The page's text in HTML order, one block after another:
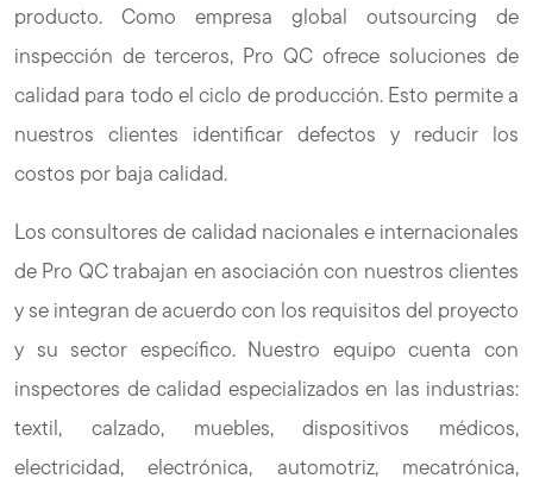
producto. Como empresa global outsourcing de
inspección de terceros, Pro QC ofrece soluciones de
calidad para todo el ciclo de producción. Esto permite a
nuestros clientes identificar defectos y reducir los
costos por baja calidad.
Los consultores de calidad nacionales e internacionales
de Pro QC trabajan en asociación con nuestros clientes
y se integran de acuerdo con los requisitos del proyecto
y su sector específico. Nuestro equipo cuenta con
inspectores de calidad especializados en las industrias:
textil, calzado, muebles, dispositivos médicos,
electricidad, electrónica, automotriz, mecatrónica,